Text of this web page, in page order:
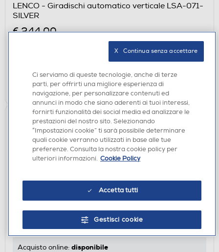
LENCO - Giradischi automatico verticale LSA-071-
SILVER
€ 244,00
Ritiro in negozio in 30' gratuito:verifica
AGGIUNGI
CASSE ACUSTICHE
SONOS - Altoparlante wireless ERA 100-Nero
€ 229,00
Acquisto online: disponibile
Ci serviamo di queste tecnologie, anche di terze
parti, per offrirti una migliore esperienza di
navigazione, per personalizzare contenuti ed
annunci in modo che siano aderenti ai tuoi interessi,
fornirti funzionalità dei social media ed analizzare le
prestazioni del nostro sito. Selezionando
“Impostazioni cookie” ti sarà possibile determinare
quali cookie verranno utilizzati in base alle tue
preferenze. Consulta la nostra cookie policy per
ulteriori informazioni. Cookie Policy
Accetta tutti
Gestisci cookie
X   Continua senza accettare